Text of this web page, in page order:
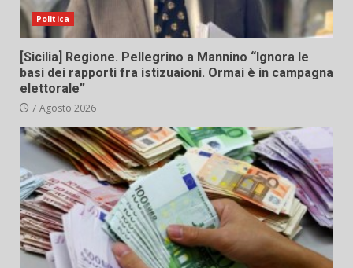
Politica
[Sicilia] Regione. Pellegrino a Mannino “Ignora le
basi dei rapporti fra istizuaioni. Ormai è in campagna
elettorale”
7 Agosto 2026